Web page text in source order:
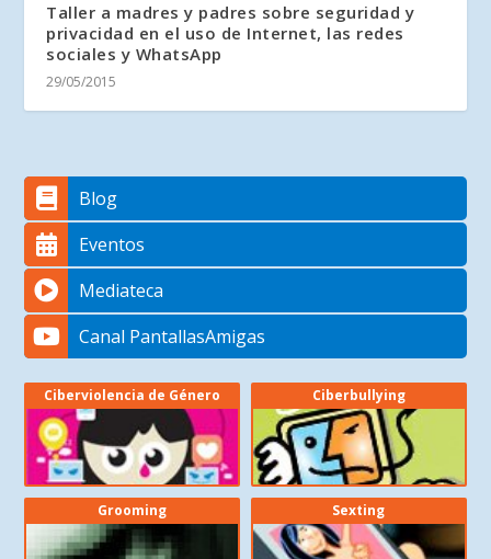
Taller a madres y padres sobre seguridad y
privacidad en el uso de Internet, las redes
sociales y WhatsApp
29/05/2015
Blog
Eventos
Mediateca
Canal PantallasAmigas
Ciberviolencia de Género Ciberbullying
Grooming Sexting